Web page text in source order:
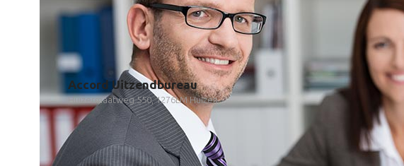
Accord Uitzendbureau
Huizermaatweg 550, 1276LM Huizen